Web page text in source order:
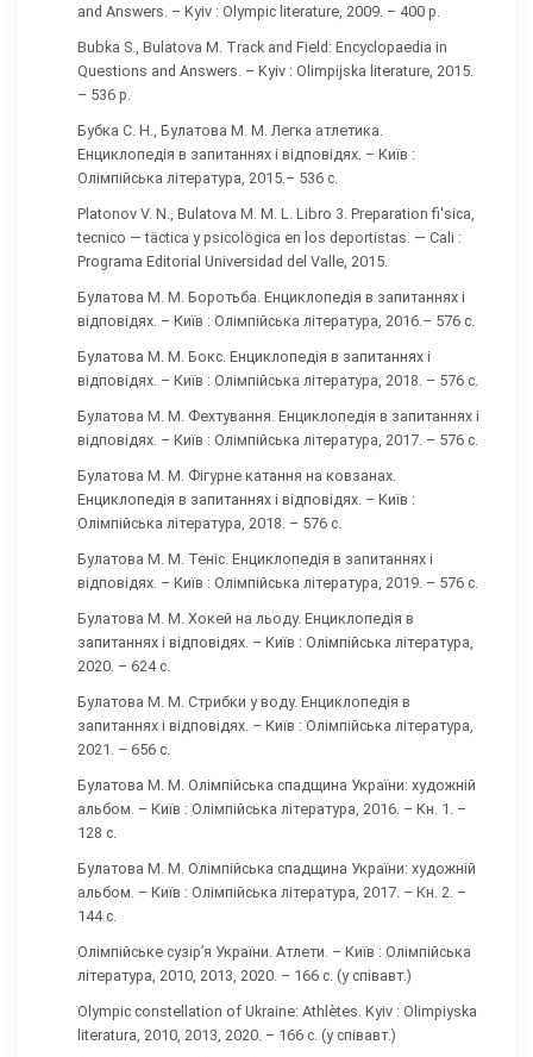
and Answers. – Kyiv : Olympic literature, 2009. – 400 p.
Bubka S., Bulatova М. Track and Field: Encyclopaedia in
Questions and Answers. – Kyiv : Olimpijska literature, 2015.
– 536 p.
Бубка С. Н., Булатова М. М. Легка атлетика.
Енциклопедія в запитаннях і відповідях. – Київ :
Олімпійська література, 2015.– 536 с.
Platonov V. N., Bulatova M. M. L. Libro 3. Preparation fi'sica,
tecnico — täctica y psicolögica en los deportistas. — Cali :
Programa Editorial Universidad del Valle, 2015.
Булатова М. М. Боротьба. Енциклопедія в запитаннях і
відповідях. – Київ : Олімпійська література, 2016.– 576 с.
Булатова М. М. Бокс. Енциклопедія в запитаннях і
відповідях. – Київ : Олімпійська література, 2018. – 576 с.
Булатова М. М. Фехтування. Енциклопедія в запитаннях і
відповідях. – Київ : Олімпійська література, 2017. – 576 с.
Булатова М. М. Фігурне катання на ковзанах.
Енциклопедія в запитаннях і відповідях. – Київ :
Олімпійська література, 2018. – 576 с.
Булатова М. М. Теніс. Енциклопедія в запитаннях і
відповідях. – Київ : Олімпійська література, 2019. – 576 с.
Булатова М. М. Хокей на льоду. Енциклопедія в
запитаннях і відповідях. – Київ : Олімпійська література,
2020. – 624 с.
Булатова М. М. Стрибки у воду. Енциклопедія в
запитаннях і відповідях. – Київ : Олімпійська література,
2021. – 656 с.
Булатова М. М. Олімпійська спадщина України: художній
альбом. – Київ : Олімпійська література, 2016. – Кн. 1. –
128 с.
Булатова М. М. Олімпійська спадщина України: художній
альбом. – Київ : Олімпійська література, 2017. – Кн. 2. –
144 с.
Олімпійське сузір’я України. Атлети. – Київ : Олімпійська
література, 2010, 2013, 2020. – 166 с. (у співавт.)
Olympic constellation of Ukraine: Athlètes. Kyiv : Olimpiyska
literatura, 2010, 2013, 2020. – 166 с. (у співавт.)